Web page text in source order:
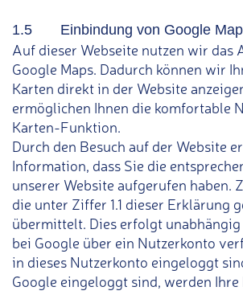
1.5 Einbindung von Google
Auf dieser Webseite nutzen wir das
Google Maps. Dadurch können wir
Karten direkt in der Website
ermöglichen Ihnen die komfortable
Karten-Funktion.
Durch den Besuch auf der Website
Information, dass Sie die
unserer Website aufgerufen haben.
die unter Ziffer 1.1 dieser Erklärung
übermittelt. Dies erfolgt unabhängig
bei Google über ein Nutzerkonto
in dieses Nutzerkonto eingeloggt
Google eingeloggt sind, werden